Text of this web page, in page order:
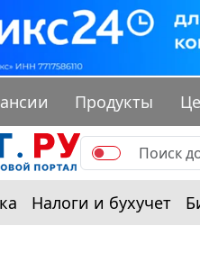
Продукты
Налоги и бухучет